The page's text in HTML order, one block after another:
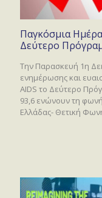
Παγκόσμια
Δεύτερο
Tην Παρασκευή 1η
ενημέρωσης και
AIDS το Δεύτερο
93,6 ενώνουν τη
Ελλάδας- Θετική